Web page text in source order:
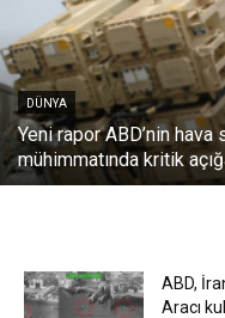
DÜNYA
Yeni rapor ABD’nin hava
mühimmatında kritik
ABD,
Aracı